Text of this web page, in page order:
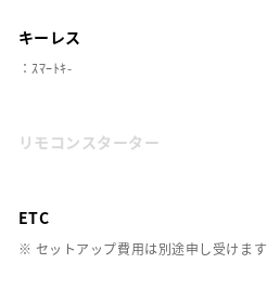
キーレス
：ｽﾏｰﾄｷ-
リモコンスターター
ETC
※ セットアップ費用は別途申し受けます